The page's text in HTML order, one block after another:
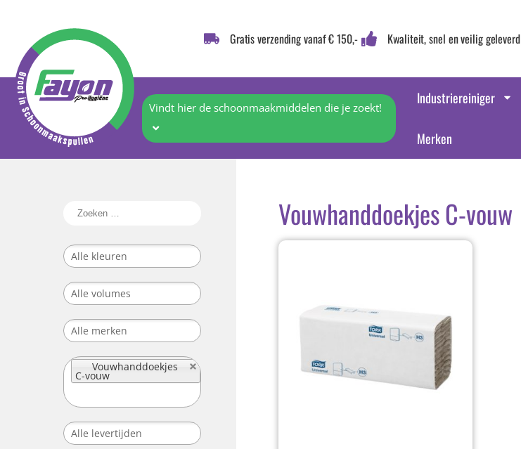
Gratis verzending vanaf € 150,- Kwaliteit, snel en veilig geleverd
Vindt hier de schoonmaakmiddelen die je zoekt!
Industriereiniger
Merken
Vouwhanddoekjes
C-vouw
Vouwhanddoekjes C-vouw